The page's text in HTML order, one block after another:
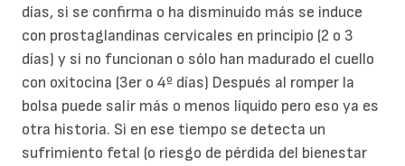
días, si se confirma o ha disminuido más se induce
con prostaglandinas cervicales en principio (2 o 3
días) y si no funcionan o sólo han madurado el cuello
con oxitocina (3er o 4º días) Después al romper la
bolsa puede salir más o menos líquido pero eso ya es
otra historia. Si en ese tiempo se detecta un
sufrimiento fetal (o riesgo de pérdida del bienestar